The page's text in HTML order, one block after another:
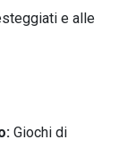
e alle
Giochi di